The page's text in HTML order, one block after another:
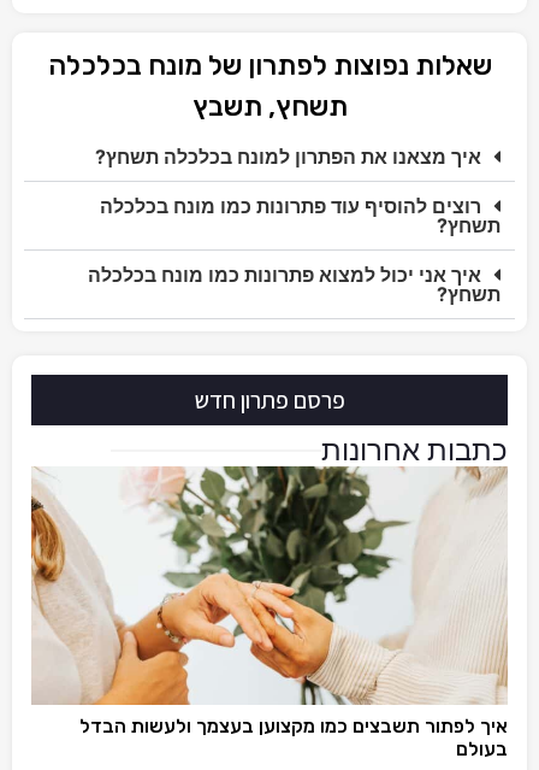
שאלות נפוצות לפתרון של מונח בכלכלה
תשחץ, תשבץ
איך מצאנו את הפתרון למונח בכלכלה תשחץ?
רוצים להוסיף עוד פתרונות כמו מונח בכלכלה
תשחץ?
איך אני יכול למצוא פתרונות כמו מונח בכלכלה
תשחץ?
פרסם פתרון חדש
כתבות אחרונות
איך לפתור תשבצים כמו מקצוען בעצמך ולעשות הבדל
בעולם